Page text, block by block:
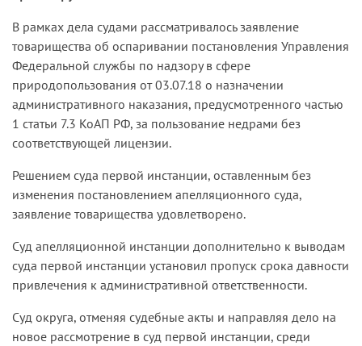
В рамках дела судами рассматривалось заявление
товарищества об оспаривании постановления Управления
Федеральной службы по надзору в сфере
природопользования от 03.07.18 о назначении
административного наказания, предусмотренного частью
1 статьи 7.3 КоАП РФ, за пользование недрами без
соответствующей лицензии.
Решением суда первой инстанции, оставленным без
изменения постановлением апелляционного суда,
заявление товарищества удовлетворено.
Суд апелляционной инстанции дополнительно к выводам
суда первой инстанции установил пропуск срока давности
привлечения к административной ответственности.
Суд округа, отменяя судебные акты и направляя дело на
новое рассмотрение в суд первой инстанции, среди